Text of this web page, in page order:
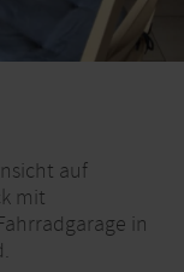
auf
mit
in